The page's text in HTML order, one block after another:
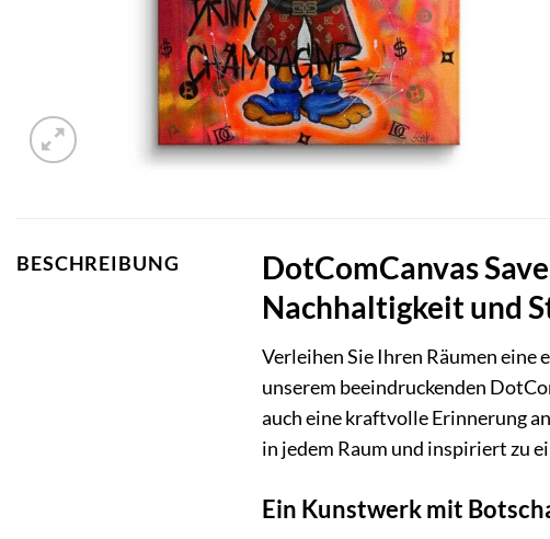
BESCHREIBUNG
DotComCanvas
Nachhaltigkeit und
Verleihen Sie Ihren Räumen
unserem beeindruckenden
auch eine kraftvolle Erinnerung
in jedem Raum und inspiriert zu
Ein Kunstwerk mit